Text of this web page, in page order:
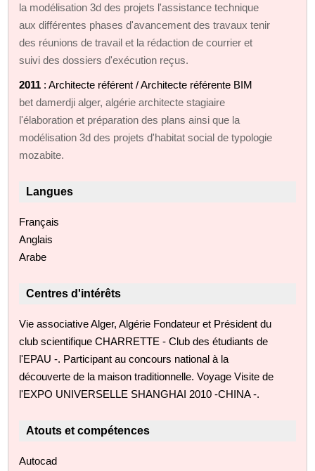
la modélisation 3d des projets l'assistance technique
aux différentes phases d'avancement des travaux tenir
des réunions de travail et la rédaction de courrier et
suivi des dossiers d'exécution reçus.
2011 : Architecte référent / Architecte référente BIM
bet damerdji alger, algérie architecte stagiaire
l'élaboration et préparation des plans ainsi que la
modélisation 3d des projets d'habitat social de typologie
mozabite.
Langues
Français
Anglais
Arabe
Centres d'intérêts
Vie associative Alger, Algérie Fondateur et Président du
club scientifique CHARRETTE - Club des étudiants de
l'EPAU -. Participant au concours national à la
découverte de la maison traditionnelle. Voyage Visite de
l'EXPO UNIVERSELLE SHANGHAI 2010 -CHINA -.
Atouts et compétences
Autocad